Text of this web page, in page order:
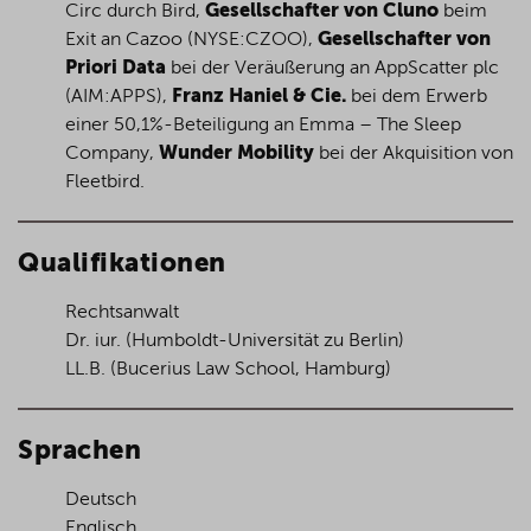
Circ durch Bird, Gesellschafter von Cluno beim
Exit an Cazoo (NYSE:CZOO), Gesellschafter von
Priori Data bei der Veräußerung an AppScatter plc
(AIM:APPS), Franz Haniel & Cie. bei dem Erwerb
einer 50,1%-Beteiligung an Emma – The Sleep
Company, Wunder Mobility bei der Akquisition von
Fleetbird.
Qualifikationen
Rechtsanwalt
Dr. iur. (Humboldt-Universität zu Berlin)
LL.B. (Bucerius Law School, Hamburg)
Sprachen
Deutsch